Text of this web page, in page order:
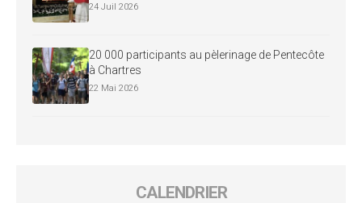
24 Juil 2026
20 000 participants au pèlerinage de Pentecôte
à Chartres
22 Mai 2026
CALENDRIER